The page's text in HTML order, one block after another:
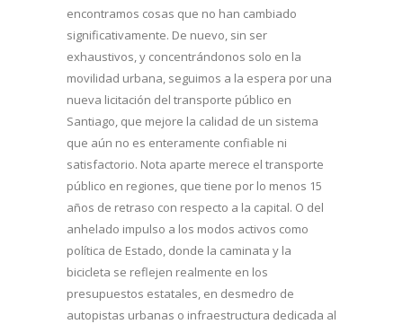
encontramos cosas que no han cambiado
significativamente. De nuevo, sin ser
exhaustivos, y concentrándonos solo en la
movilidad urbana, seguimos a la espera por una
nueva licitación del transporte público en
Santiago, que mejore la calidad de un sistema
que aún no es enteramente confiable ni
satisfactorio. Nota aparte merece el transporte
público en regiones, que tiene por lo menos 15
años de retraso con respecto a la capital. O del
anhelado impulso a los modos activos como
política de Estado, donde la caminata y la
bicicleta se reflejen realmente en los
presupuestos estatales, en desmedro de
autopistas urbanas o infraestructura dedicada al